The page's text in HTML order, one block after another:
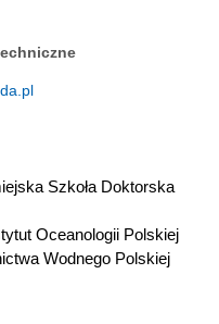
Szkoła Doktorska
Oceanologii Polskiej
Wodnego Polskiej